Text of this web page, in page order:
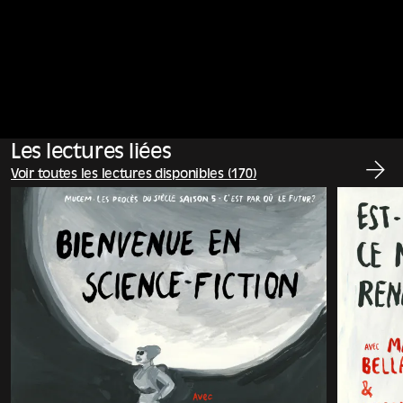
Les lectures liées
Voir toutes les lectures disponibles (170)